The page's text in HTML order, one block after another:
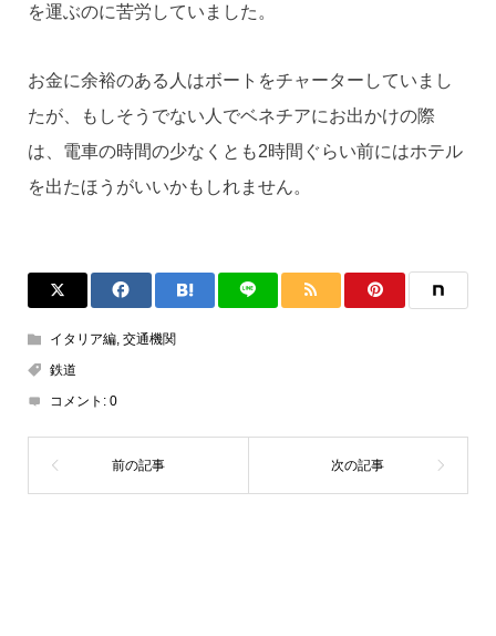
を運ぶのに苦労していました。
お金に余裕のある人はボートをチャーターしていまし
たが、もしそうでない人でベネチアにお出かけの際
は、電車の時間の少なくとも2時間ぐらい前にはホテル
を出たほうがいいかもしれません。
イタリア編, 交通機関
鉄道
コメント: 0